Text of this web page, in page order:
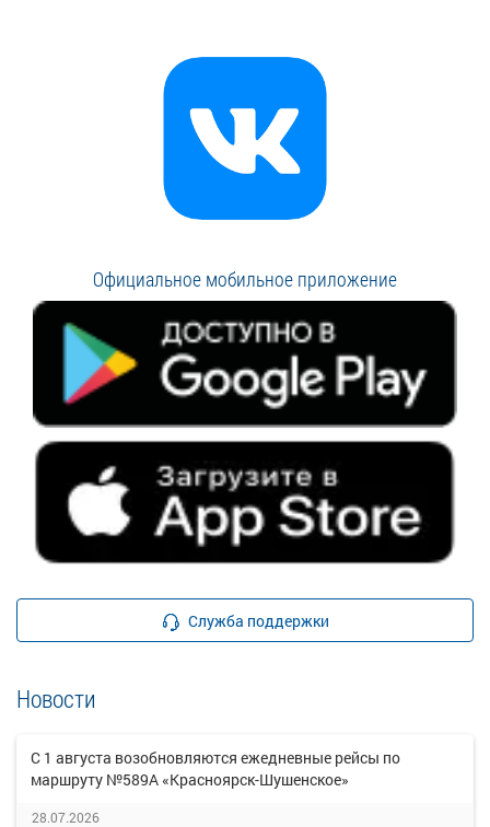
Официальное мобильное приложение
Служба поддержки
Новости
С 1 августа возобновляются ежедневные рейсы по
маршруту №589А «Красноярск-Шушенское»
28.07.2026